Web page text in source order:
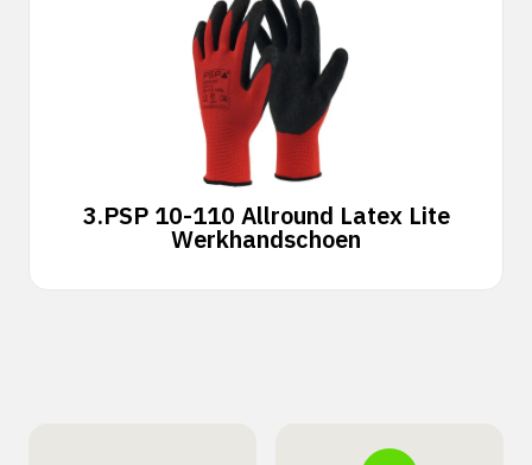
3.PSP 10-110 Allround Latex Lite
Werkhandschoen